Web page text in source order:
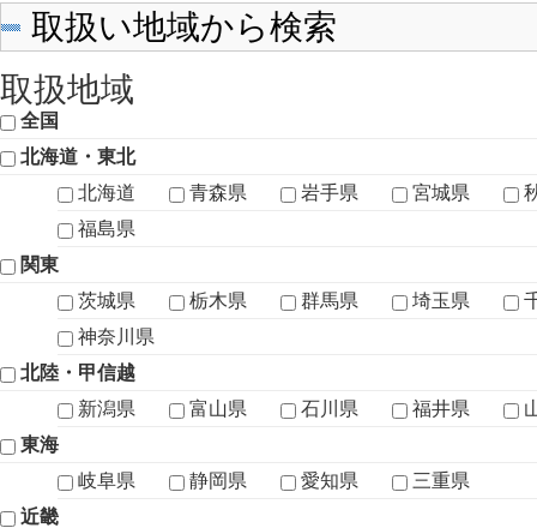
取扱い地域から検索
取扱地域
全国
北海道・東北
北海道
青森県 岩手県 宮城県
福島県
関東
茨城県
栃木県 群馬県 埼玉県
神奈川県
北陸・甲信越
新潟県
富山県 石川県 福井県
東海
岐阜県
静岡県 愛知県
三重県
近畿